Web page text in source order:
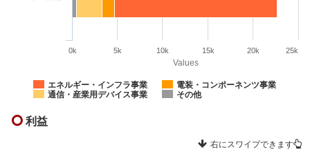
Values
エネルギー・インフラ事業
電装・コンポーネンツ事業
通信・産業用デバイス事業
その他
0k 5k 10k 15k 20k 25k
利益
右にスワイプできます